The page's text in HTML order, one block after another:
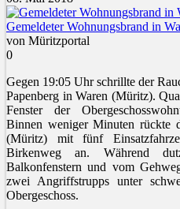
Gemeldeter Wohnungsbrand in
von Müritzportal
0
Gegen 19:05 Uhr schrillte der
Papenberg in Waren (Müritz).
Fenster der
Binnen weniger Minuten rückte
(Müritz) mit fünf
Birkenweg an. Während
Balkonfenstern und vom
zwei Angriffstrupps unter
Obergeschoss.